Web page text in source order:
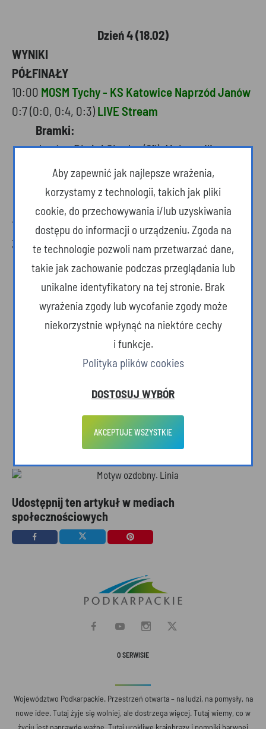
Dzień 4 (18.02)
WYNIKI
PÓŁFINAŁY
10:00 MOSM Tychy - KS Katowice Naprzód Janów
0:7 (0:0, 0:4, 0:3) LIVE Stream
Bramki:
Janów: Błażej Chodor (21'), Maksymilian
Dawid (35'), Jakub Hofman (35'), Oskar
Laszkiewicz (40'), Jonasz Hofman (51'), Yan
Soroka (57'), Bartosz Barabach (59')
14:15JKH GKS Jastrzębie - UKH Unia Oświęcim
3:4 (0:1, 1:0, 2:3)LIVE Stream
Bramki:
Jastrzębie: Karol Tymcio (37'), Michał Leszko
(46'), Mikołaj Osiadły (47')
Oświecim: Illia Baida (3'), Kajetan Domalewski
(45'), Danylo Baida (55'), Roman Shoferovskyj
Odkryj Podkarpackie zimą
Udostępnij ten artykuł w mediach
społecznościowych
O SERWISIE
Województwo Podkarpackie. Przestrzeń otwarta – na ludzi, na pomysły, na
nowe idee. Tutaj żyje się wolniej, ale dostrzega więcej. Tutaj wiemy, co w
życiu jest naprawdę ważne. Tutaj urokliwe krajobrazy i pomniki barwnej
Aby zapewnić jak najlepsze wrażenia,
korzystamy z technologii, takich jak pliki
cookie, do przechowywania i/lub uzyskiwania
dostępu do informacji o urządzeniu. Zgoda na
te technologie pozwoli nam przetwarzać dane,
takie jak zachowanie podczas przeglądania lub
unikalne identyfikatory na tej stronie. Brak
wyrażenia zgody lub wycofanie zgody może
niekorzystnie wpłynąć na niektóre cechy
i funkcje.
Polityka plików cookies
DOSTOSUJ WYBÓR
AKCEPTUJE WSZYSTKIE